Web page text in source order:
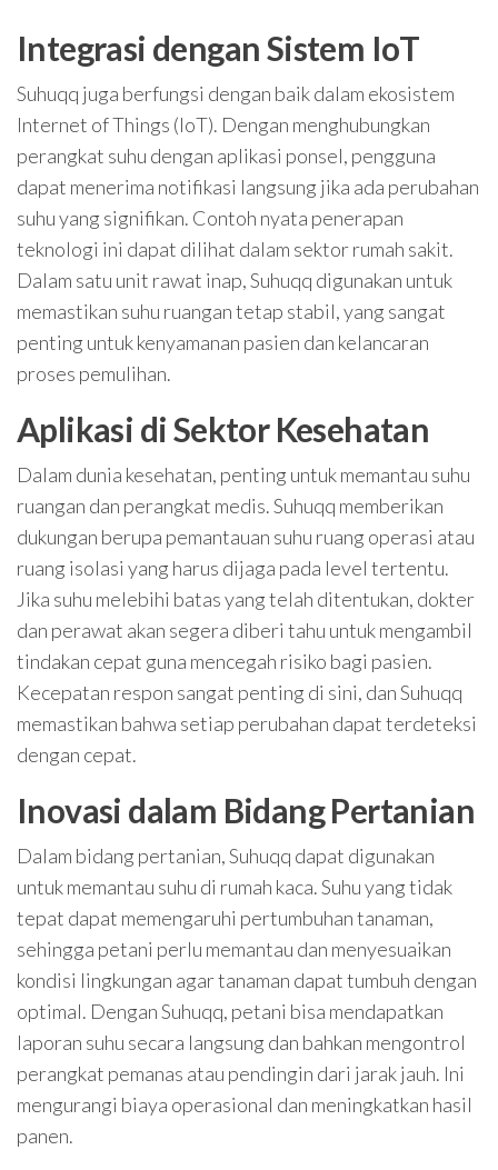
Integrasi dengan Sistem IoT
Suhuqq juga berfungsi dengan baik dalam ekosistem
Internet of Things (IoT). Dengan menghubungkan
perangkat suhu dengan aplikasi ponsel, pengguna
dapat menerima notifikasi langsung jika ada perubahan
suhu yang signifikan. Contoh nyata penerapan
teknologi ini dapat dilihat dalam sektor rumah sakit.
Dalam satu unit rawat inap, Suhuqq digunakan untuk
memastikan suhu ruangan tetap stabil, yang sangat
penting untuk kenyamanan pasien dan kelancaran
proses pemulihan.
Aplikasi di Sektor Kesehatan
Dalam dunia kesehatan, penting untuk memantau suhu
ruangan dan perangkat medis. Suhuqq memberikan
dukungan berupa pemantauan suhu ruang operasi atau
ruang isolasi yang harus dijaga pada level tertentu.
Jika suhu melebihi batas yang telah ditentukan, dokter
dan perawat akan segera diberi tahu untuk mengambil
tindakan cepat guna mencegah risiko bagi pasien.
Kecepatan respon sangat penting di sini, dan Suhuqq
memastikan bahwa setiap perubahan dapat terdeteksi
dengan cepat.
Inovasi dalam Bidang Pertanian
Dalam bidang pertanian, Suhuqq dapat digunakan
untuk memantau suhu di rumah kaca. Suhu yang tidak
tepat dapat memengaruhi pertumbuhan tanaman,
sehingga petani perlu memantau dan menyesuaikan
kondisi lingkungan agar tanaman dapat tumbuh dengan
optimal. Dengan Suhuqq, petani bisa mendapatkan
laporan suhu secara langsung dan bahkan mengontrol
perangkat pemanas atau pendingin dari jarak jauh. Ini
mengurangi biaya operasional dan meningkatkan hasil
panen.